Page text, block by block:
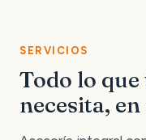
SERVICIOS
Todo lo
necesita,